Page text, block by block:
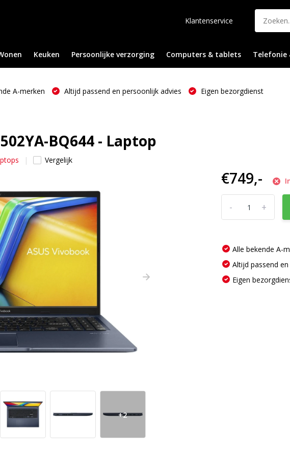
Klantenservice
Keuken Persoonlijke verzorging Computers & tablets Telefonie
A-merken Altijd passend en persoonlijk advies Eigen bezorgdienst
BQ644 - Laptop
Vergelijk
+2
€749,-
+
-
Alle bekende A-
Altijd passend
Eigen